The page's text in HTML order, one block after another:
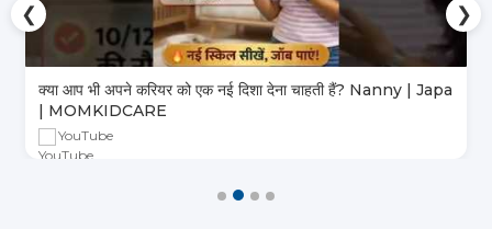
क्या आप भी अपने करियर को एक नई दिशा देना चाहती हैं? Nanny | Japa
| MOMKIDCARE
YouTube
❮ ❯